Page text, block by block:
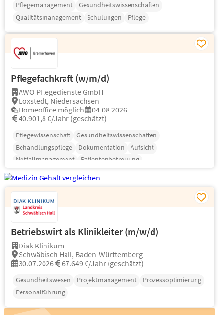
Pflegemanagement
Gesundheitswissenschaften
Qualitätsmanagement
Schulungen Pflege
Pflegefachkraft (w/m/d)
AWO Pflegedienste GmbH
Loxstedt, Niedersachsen
Homeoffice möglich
04.08.2026
40.901,8 €/Jahr (geschätzt)
Pflegewissenschaft
Gesundheitswissenschaften
Behandlungspflege
Dokumentation
Aufsicht
Notfallmanagement
Patientenbetreuung
Betriebswirt als Klinikleiter (m/w/d)
Diak Klinikum
Schwäbisch Hall, Baden-Württemberg
30.07.2026
67.649 €/Jahr (geschätzt)
Gesundheitswesen Projektmanagement
Prozessoptimierung
Personalführung